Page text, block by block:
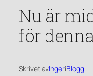
Nu är
för
Skrivet avIngeriBlogg